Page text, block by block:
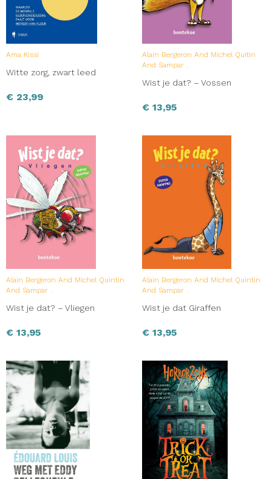
Ama Kissi
Witte zorg, zwart leed
€ 23,99
Alain Bergeron And Michel Quitin
And Sampar .
Wist je dat? – Vossen
€ 13,95
Alain Bergeron And Michel Quintin
And Sampar .
Wist je dat? – Vliegen
€ 13,95
Alain Bergeron And Michel Quintin
And Sampar .
Wist je dat Giraffen
€ 13,95